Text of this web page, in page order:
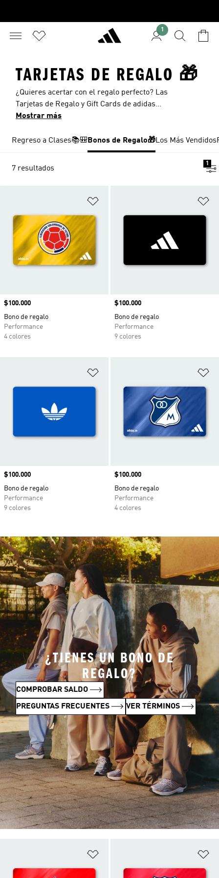
1
TARJETAS DE REGALO 🎁
¿Quieres acertar con el regalo perfecto? Las
Tarjetas de Regalo y Gift Cards de adidas
permiten elegir entre toda nuestra colección de
deportiva. Deja que ellos encuentren lo que más
Mostrar más
Regreso a Clases📚🎒 Bonos de Regalo🎁Los Más Vendidos
7 resultados
1
Precio
$100.000
Bono de regalo
Performance
4 colores
Precio
$100.000
Bono de regalo
Performance
9 colores
Precio
$100.000
Bono de regalo
Performance
9 colores
Precio
$100.000
Bono de regalo
Performance
4 colores
¿TIENES UN BONO DE
REGALO?
COMPROBAR SALDO
PREGUNTAS FRECUENTES VER TÉRMINOS